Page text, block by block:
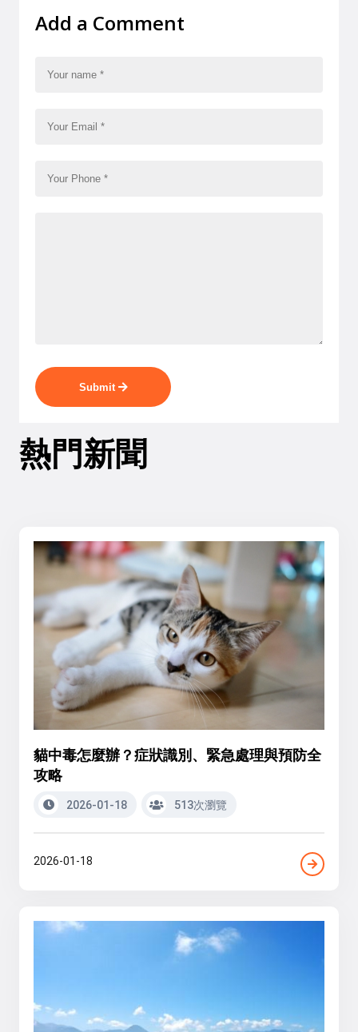
Add a Comment
Submit
熱門新聞
貓中毒怎麼辦？症狀識別、緊急處理與預防全
攻略
2026-01-18 513次瀏覽
2026-01-18